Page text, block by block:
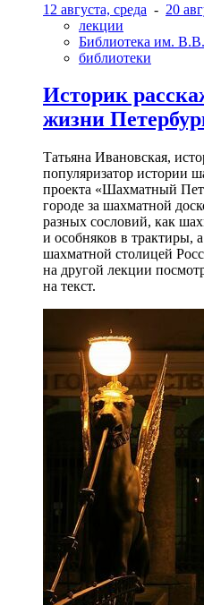
12 августа, среда - 20
лекции
Библиотека им.
библиотеки
Историк
жизни
Татьяна Ивановская,
популяризатор истории
проекта «Шахматный
городе за шахматной
разных сословий, как
и особняков в трактиры,
шахматной столицей
на другой лекции
на текст.